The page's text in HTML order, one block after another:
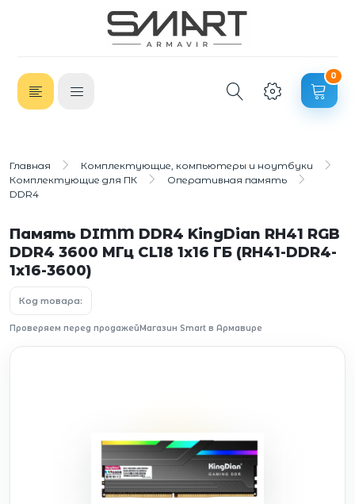
0
Главная
Комплектующие, компьютеры и ноутбуки
Комплектующие для ПК
Оперативная память
DDR4
Память DIMM DDR4 KingDian RH41 RGB
DDR4 3600 МГц CL18 1х16 ГБ (RH41-DDR4-
1х16-3600)
Код товара:
Проверяем перед продажейМагазин Smart в Армавире